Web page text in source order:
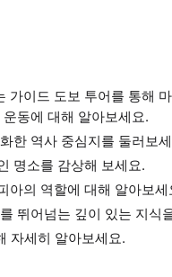
가이드 도보 투어를 통해
동에 대해 알아보세요.
한 역사 중심지를 둘러보
명소를 감상해 보세요.
아의 역할에 대해 알아보세
뛰어넘는 깊이 있는 지식
자세히 알아보세요.